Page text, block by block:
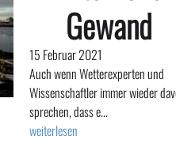
Gewand
15 Februar 2021
Auch wenn Wetterexperten und
Wissenschaftler immer wieder
sprechen, dass e...
weiterlesen